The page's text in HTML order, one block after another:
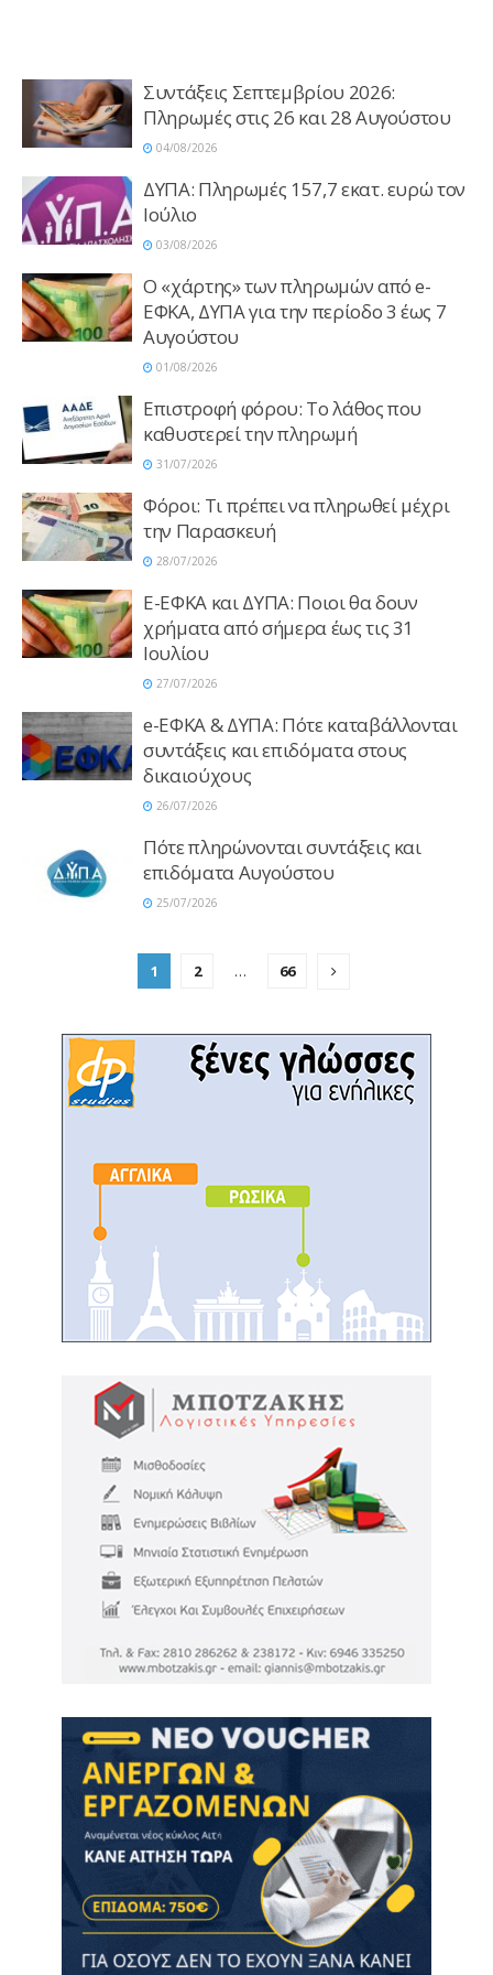
Συντάξεις Σεπτεμβρίου 2026:
Πληρωμές στις 26 και 28 Αυγούστου
04/08/2026
ΔΥΠΑ: Πληρωμές 157,7 εκατ. ευρώ τον
Ιούλιο
03/08/2026
Ο «χάρτης» των πληρωμών από e-
ΕΦΚΑ, ΔΥΠΑ για την περίοδο 3 έως 7
Αυγούστου
01/08/2026
Επιστροφή φόρου: Το λάθος που
καθυστερεί την πληρωμή
31/07/2026
Φόροι: Τι πρέπει να πληρωθεί μέχρι
την Παρασκευή
28/07/2026
E-ΕΦΚΑ και ΔΥΠΑ: Ποιοι θα δουν
χρήματα από σήμερα έως τις 31
Ιουλίου
27/07/2026
e-ΕΦΚΑ & ΔΥΠΑ: Πότε καταβάλλονται
συντάξεις και επιδόματα στους
δικαιούχους
26/07/2026
Πότε πληρώνονται συντάξεις και
επιδόματα Αυγούστου
25/07/2026
1 2 … 66